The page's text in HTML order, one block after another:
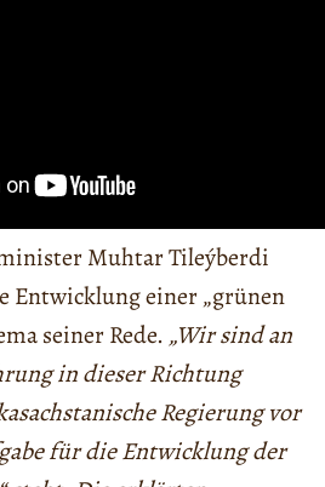
Muhtar Tileýberdi
Entwicklung einer „grünen
seiner Rede. „Wir sind an
in dieser Richtung
Regierung vor
für die Entwicklung der